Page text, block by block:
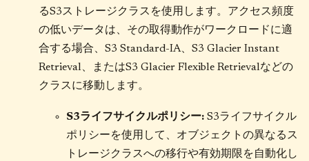
るS3ストレージクラスを使用します。アクセス頻度
の低いデータは、その取得動作がワークロードに適
合する場合、S3 Standard-IA、S3 Glacier Instant
Retrieval、またはS3 Glacier Flexible Retrievalなどの
クラスに移動します。
S3ライフサイクルポリシー: S3ライフサイクル
ポリシーを使用して、オブジェクトの異なるス
トレージクラスへの移行や有効期限を自動化し